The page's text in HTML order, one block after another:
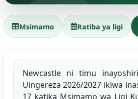
Msimamo Ratiba ya ligi
Newcastle ni timu
Uingereza 2026/2027 ikiwa
17 katika Msimamo wa Ligi